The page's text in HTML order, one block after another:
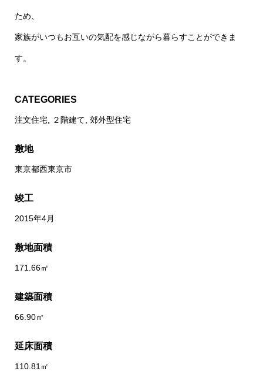
ため、
家族がいつもお互いの気配を感じながら暮らすことができま
す。
CATEGORIES
注文住宅, ２階建て 郊外型住宅
敷地
東京都西東京市
竣工
2015年4月
敷地面積
171.66㎡
建築面積
66.90㎡
延床面積
110.81㎡